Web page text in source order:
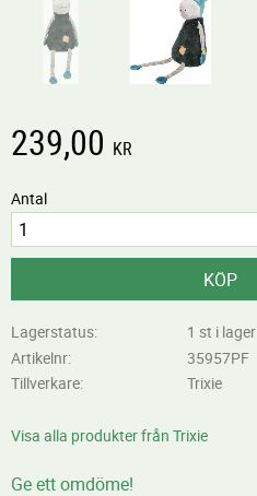
239,00 KR
Antal
KÖP
Lagerstatus
1 st i lager
Artikelnr
35957PF
Tillverkare
Trixie
Visa alla produkter från Trixie
Ge ett omdöme!